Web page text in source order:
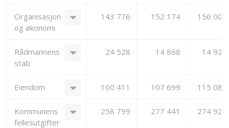
Organisasjon
og økonomi
arrow_drop_down 143 776 152 174 156 004
Rådmannens
stab
arrow_drop_down 24 528 14 868 14 925
Eiendom arrow_drop_down 100 411 107 699 115 088
Kommunens
fellesutgifter
arrow_drop_down 258 799 277 441 274 923